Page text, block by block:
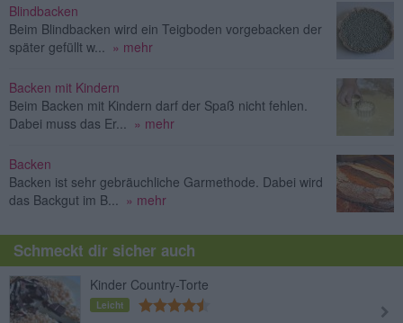
Blindbacken
Beim Blindbacken wird ein Teigboden vorgebacken der
später gefüllt w...
» mehr
Backen mit Kindern
Beim Backen mit Kindern darf der Spaß nicht fehlen.
Dabei muss das Er...
» mehr
Backen
Backen ist sehr gebräuchliche Garmethode. Dabei wird
das Backgut im B...
» mehr
Schmeckt dir sicher auch
Kinder Country-Torte
Leicht